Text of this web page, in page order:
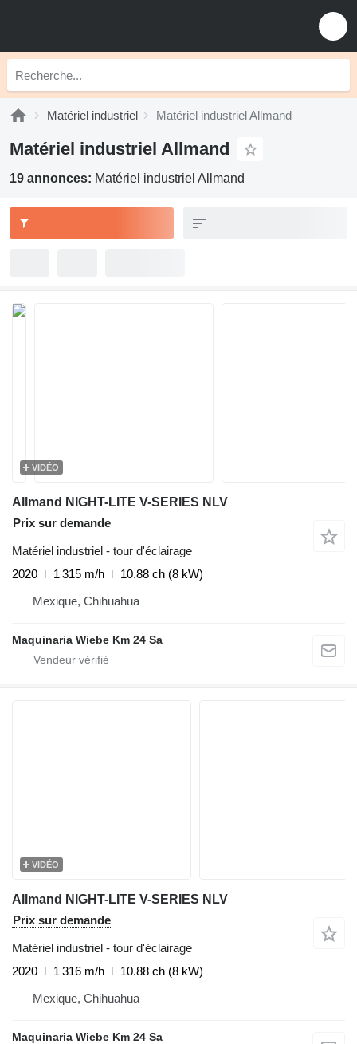
Matériel industriel Matériel industriel Allmand
Matériel industriel Allmand
19 annonces: Matériel industriel Allmand
VIDÉO
Allmand NIGHT-LITE V-SERIES NLV
Prix sur demande
Matériel industriel - tour d'éclairage
2020
1 315 m/h
10.88 ch (8 kW)
Mexique, Chihuahua
Maquinaria Wiebe Km 24 Sa
VIDÉO
Allmand NIGHT-LITE V-SERIES NLV
Prix sur demande
Matériel industriel - tour d'éclairage
2020
1 316 m/h
10.88 ch (8 kW)
Mexique, Chihuahua
Maquinaria Wiebe Km 24 Sa